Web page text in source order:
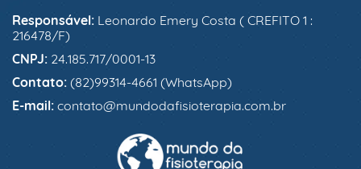
Responsável: Leonardo Emery Costa ( CREFITO 1 :
216478/F)
CNPJ: 24.185.717/0001-13
Contato: (82)99314-4661 (WhatsApp)
E-mail: contato@mundodafisioterapia.com.br